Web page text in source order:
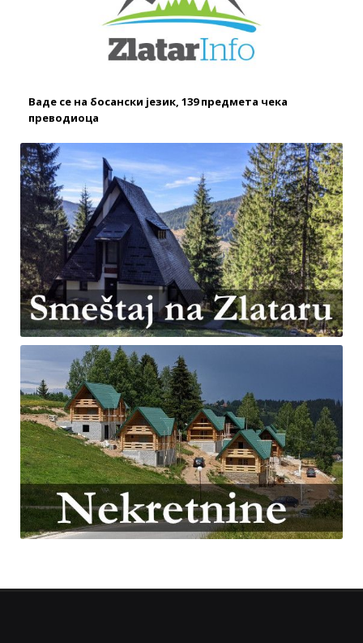
Ваде се на босански језик, 139 предмета чека
преводиоца